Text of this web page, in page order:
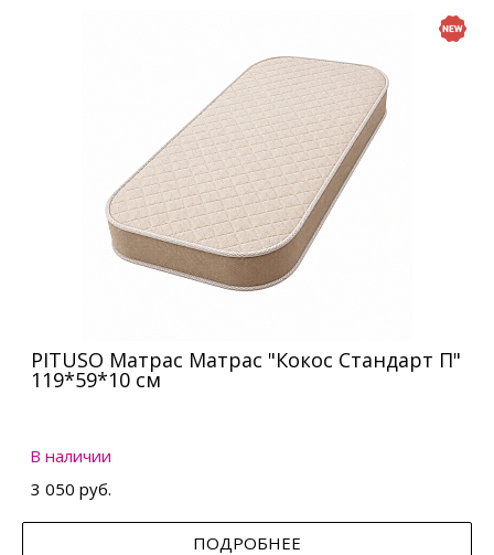
PITUSO Матрас Матрас "Кокос Стандарт П"
119*59*10 см
В наличии
3 050 руб.
ПОДРОБНЕЕ